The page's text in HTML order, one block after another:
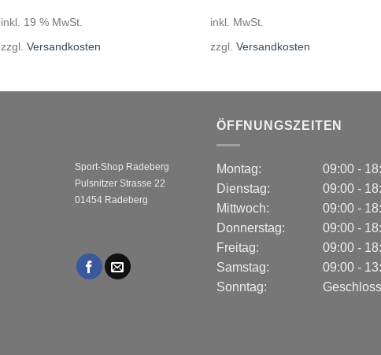
inkl. 19 % MwSt.
zzgl.Versandkosten
inkl. MwSt.
zzgl.Versandkosten
Sport-Shop Radeberg
Pulsnitzer Strasse 22
01454 Radeberg
ÖFFNUNGSZEITEN
Montag:
Dienstag:
Mittwoch:
Donnerstag:
Freitag:
Samstag:
Sonntag:
09:00 -
09:00 -
09:00 -
09:00 -
09:00 -
09:00 -